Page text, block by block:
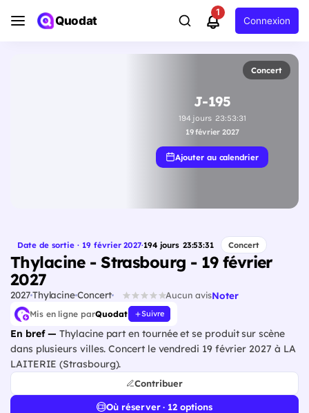
Quodat
1
Connexion
Concert
J-195
194jours 23:53:30
19 février 2027
Ajouter au calendrier
Date de sortie · 19 février 2027·194jours 23:53:30 Concert
Thylacine - Strasbourg - 19 février
2027
2027ThylacineConcert Aucun avisNoter
Mis en ligne parQuodat Suivre
En bref — Thylacine part en tournée et se produit sur scène
dans plusieurs villes. Concert le vendredi 19 février 2027 à LA
LAITERIE (Strasbourg).
Contribuer
Où réserver · 12 options